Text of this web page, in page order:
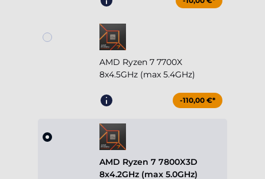
AMD Ryzen 7 7700X
8x4.5GHz (max 5.4GHz)
-110,00 €*
AMD Ryzen 7 7800X3D
8x4.2GHz (max 5.0GHz)